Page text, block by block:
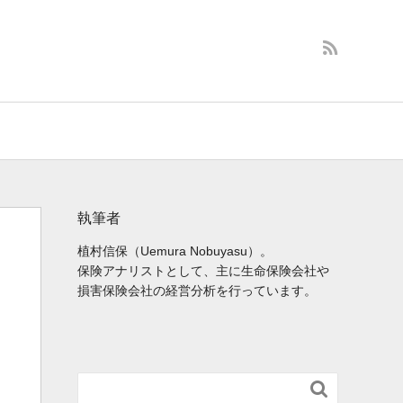
執筆者
植村信保（Uemura Nobuyasu）。
保険アナリストとして、主に生命保険会社や
損害保険会社の経営分析を行っています。
